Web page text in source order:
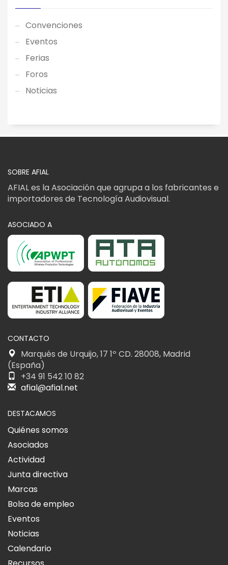
Convenciones
Eventos
Ferias
Foros
Noticias
SOBRE AFIAL
AFIAL es la Asociación que agrupa a los fabricantes e
importadores de Tecnología Audiovisual.
ASOCIADO A
CONTACTO
Marqués de Urquijo, 17 1º CD. 28008, Madrid
(España)
+34 91 542 10 82
afial@afial.net
DESTACAMOS
Quiénes somos
Asociados
Actividad
Junta directiva
Marcas
Bolsa de empleo
Eventos
Noticias
Calendario